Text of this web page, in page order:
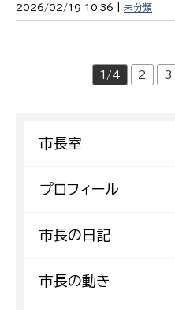
2026/02/19 10:36 | 未分類
1/4 2 3
市長室
プロフィール
市長の日記
市長の動き